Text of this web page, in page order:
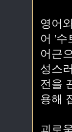
영어
어 '수
어근
성스
전을
용해
괴로